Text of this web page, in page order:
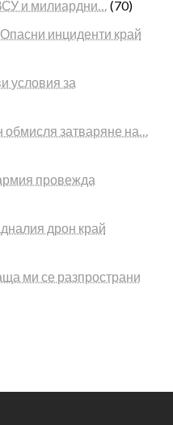
и милиардни…
(70)
инциденти край
условия за
затваряне на…
провежда
дрон край
ми се разпространи